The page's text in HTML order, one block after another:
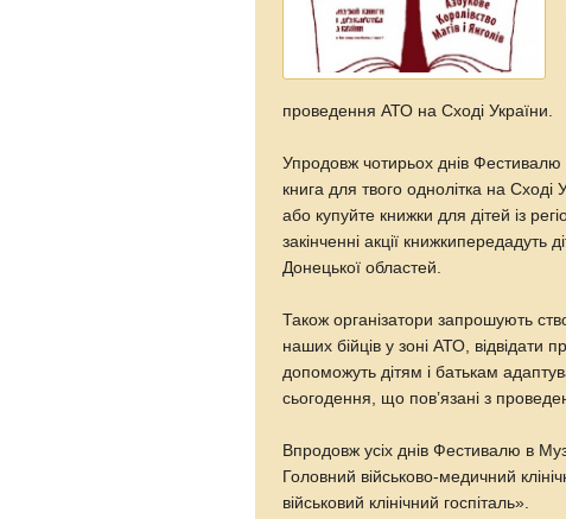
проведення АТО на Сході України.
Упродовж чотирьох днів Фестивалю
книга для твого однолітка на
або купуйте книжки для дітей із
закінченні акції книжкипередадуть
Донецької областей.
Також організатори запрошують
наших бійців у зоні АТО, відвідати
допоможуть дітям і батькам
сьогодення, що пов’язані з
Впродовж усіх днів Фестивалю в
Головний військово-медичний
військовий клінічний госпіталь».